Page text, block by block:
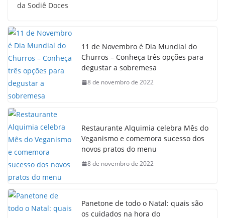
da Sodiê Doces
11 de Novembro é Dia Mundial do
Churros – Conheça três opções para
degustar a sobremesa
8 de novembro de 2022
Restaurante Alquimia celebra Mês do
Veganismo e comemora sucesso dos
novos pratos do menu
8 de novembro de 2022
Panetone de todo o Natal: quais são
os cuidados na hora do